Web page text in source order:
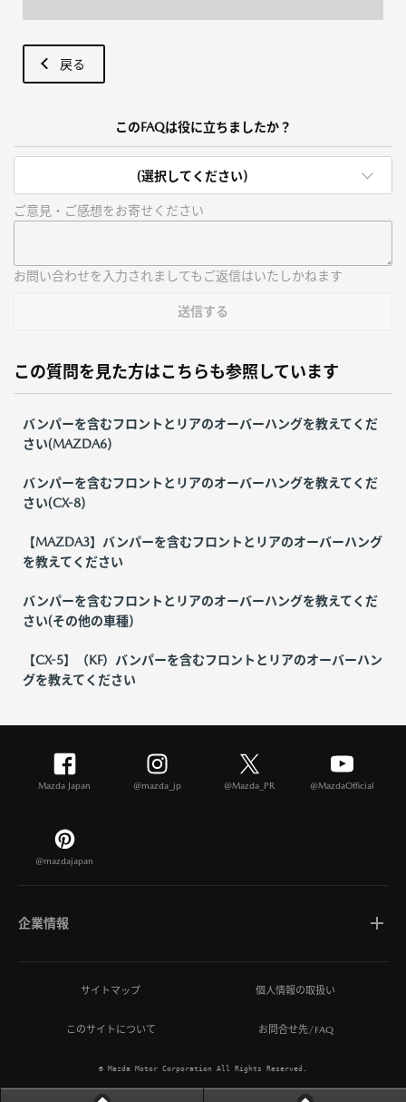
戻る
このFAQは役に立ちましたか？
(選択してください)
ご意見・ご感想をお寄せください
お問い合わせを入力されましてもご返信はいたしかねます
送信する
この質問を見た方はこちらも参照しています
バンパーを含むフロントとリアのオーバーハングを教えてくだ
さい(MAZDA6)
バンパーを含むフロントとリアのオーバーハングを教えてくだ
さい(CX-8)
【MAZDA3】バンパーを含むフロントとリアのオーバーハング
を教えてください
バンパーを含むフロントとリアのオーバーハングを教えてくだ
さい(その他の車種)
【CX-5】（KF）バンパーを含むフロントとリアのオーバーハン
グを教えてください
Mazda Japan @mazda_jp @Mazda_PR @MazdaOfficial
@mazdajapan
企業情報
マツダについて
ひとを想う価値創造
サイトマップ 個人情報の取扱い
このサイトについて お問合せ先/FAQ
© Mazda Motor Corporation All Rights Reserved.